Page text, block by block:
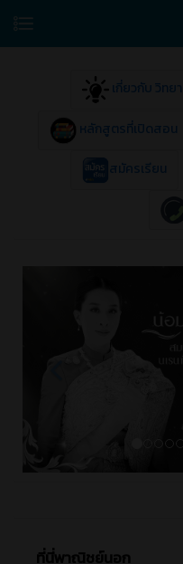
เกี่ยวกับ วิทย
หลักสูตรที่เปิดสอน
สมัครเรียน
ที่นี่พาณิชย์นอก